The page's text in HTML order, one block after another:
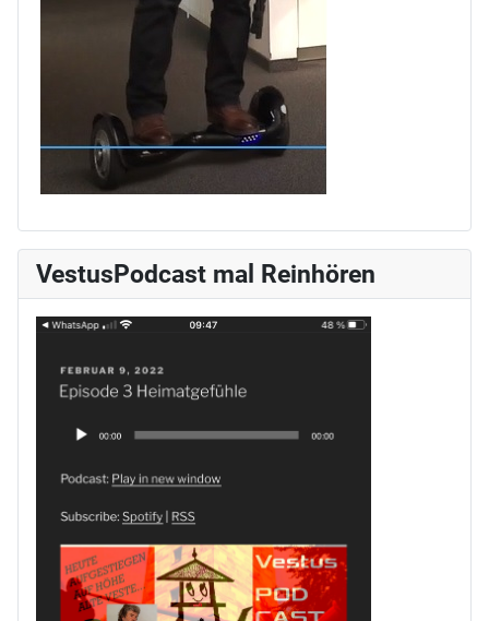
VestusPodcast mal Reinhören